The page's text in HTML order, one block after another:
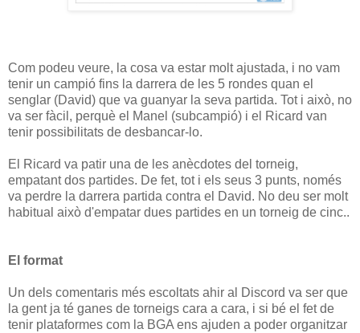
Com podeu veure, la cosa va estar molt ajustada, i no vam
tenir un campió fins la darrera de les 5 rondes quan el
senglar (David) que va guanyar la seva partida. Tot i això, no
va ser fàcil, perquè el Manel (subcampió) i el Ricard van
tenir possibilitats de desbancar-lo.
El Ricard va patir una de les anècdotes del torneig,
empatant dos partides. De fet, tot i els seus 3 punts, només
va perdre la darrera partida contra el David. No deu ser molt
habitual això d'empatar dues partides en un torneig de cinc..
El format
Un dels comentaris més escoltats ahir al Discord va ser que
la gent ja té ganes de torneigs cara a cara, i si bé el fet de
tenir plataformes com la BGA ens ajuden a poder organitzar